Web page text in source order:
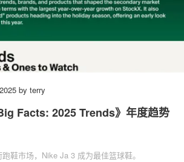
by terry
Facts: 2025 Trends》年度趋势
鞋市场，Nike Ja 3 成为最佳篮球鞋。